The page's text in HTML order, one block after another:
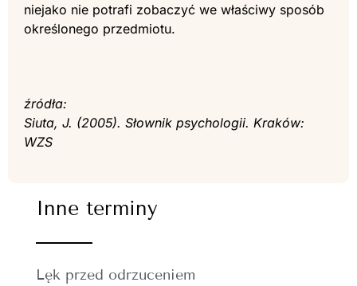
niejako nie potrafi zobaczyć we właściwy sposób
określonego przedmiotu.
źródła:
Siuta, J. (2005). Słownik psychologii. Kraków:
WZS
Inne terminy
Lęk przed odrzuceniem